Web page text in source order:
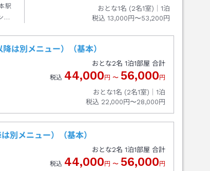
駅
タ
おとな1名 (2名1室)｜ 1泊
税込 13,000円〜53,200円
は別メニュー）（基本）
おとな2名 1泊1部屋 合計
税込 44,000 円 〜 56,000 円
おとな1名 (2名1室)｜ 1泊
税込 22,000円〜28,000円
別メニュー）（基本）
おとな2名 1泊1部屋 合計
税込 44,000 円 〜 56,000 円